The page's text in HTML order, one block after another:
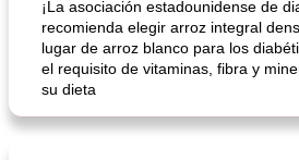
¡La asociación estadounidense de
recomienda elegir arroz integral
lugar de arroz blanco para los
el requisito de vitaminas, fibra y
su dieta